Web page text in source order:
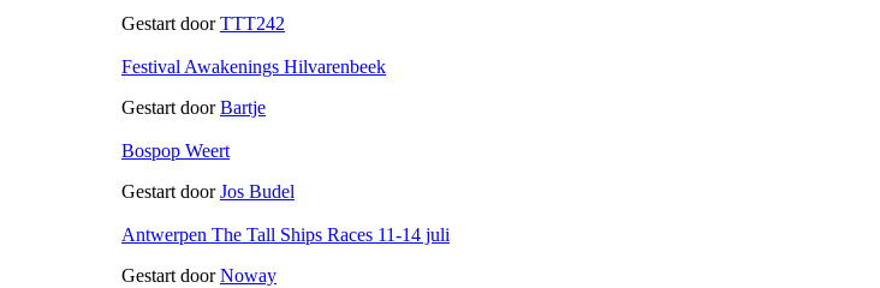
Gestart doorTTT242
Festival Awakenings Hilvarenbeek
Gestart doorBartje
Bospop Weert
Gestart doorJos Budel
Antwerpen The Tall Ships Races 11-14 juli
Gestart doorNoway